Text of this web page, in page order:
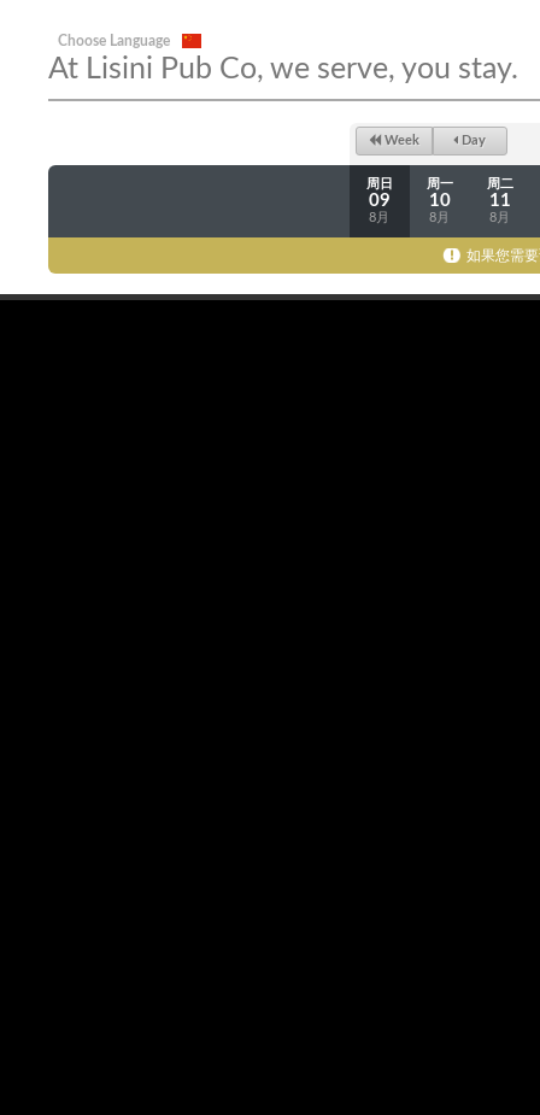
Choose Language
At Lisini Pub Co, we serve, you stay.
Week Day
周日
09
8月
周一
10
8月
周二
11
8月
如果您需